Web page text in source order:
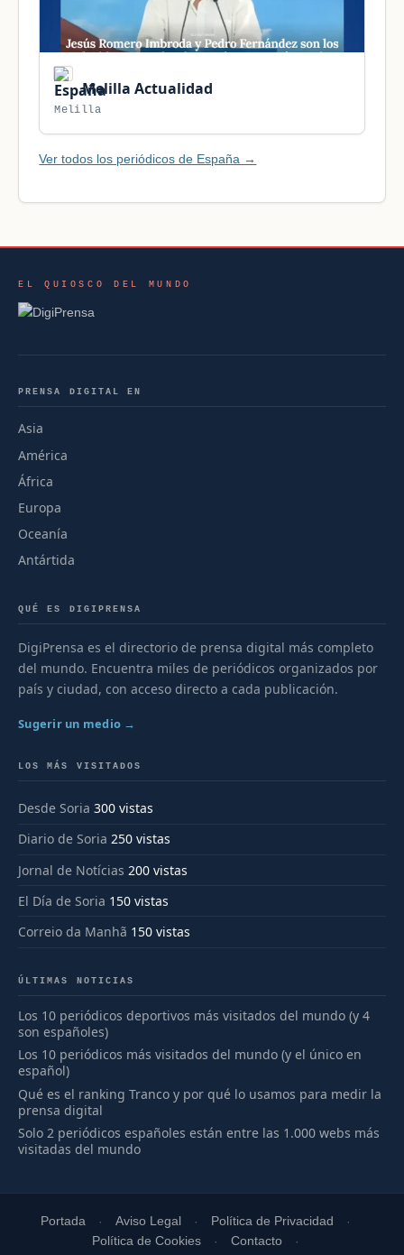
Melilla Actualidad
Melilla
Ver todos los periódicos de España →
EL QUIOSCO DEL MUNDO
PRENSA DIGITAL EN
Asia
América
África
Europa
Oceanía
Antártida
QUÉ ES DIGIPRENSA
DigiPrensa es el directorio de prensa digital más completo
del mundo. Encuentra miles de periódicos organizados por
país y ciudad, con acceso directo a cada publicación.
Sugerir un medio →
LOS MÁS VISITADOS
Desde Soria 300 vistas
Diario de Soria 250 vistas
Jornal de Notícias 200 vistas
El Día de Soria 150 vistas
Correio da Manhã 150 vistas
ÚLTIMAS NOTICIAS
Los 10 periódicos deportivos más visitados del mundo (y 4
son españoles)
Los 10 periódicos más visitados del mundo (y el único en
español)
Qué es el ranking Tranco y por qué lo usamos para medir la
prensa digital
Solo 2 periódicos españoles están entre las 1.000 webs más
visitadas del mundo
Portada Aviso Legal
Política de Privacidad
Política de Cookies
Contacto